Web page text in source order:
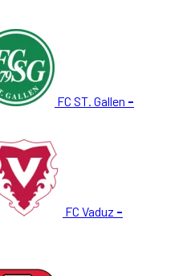
FC ST. Gallen -
FC Vaduz -